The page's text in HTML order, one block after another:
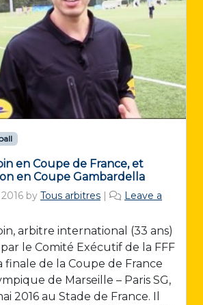
en Coupe de France, et
en Coupe Gambardella
by Tous arbitres |
Leave a
arbitre international (33 ans)
le Comité Exécutif de la FFF
finale de la Coupe de France
de Marseille – Paris SG,
2016 au Stade de France. Il